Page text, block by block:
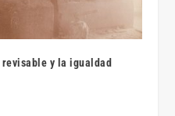
y la igualdad